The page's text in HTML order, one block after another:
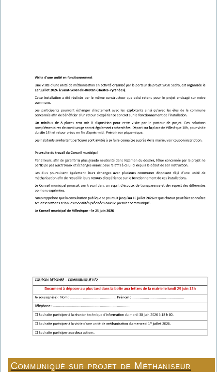
Communiqué sur projet de Méthaniseur